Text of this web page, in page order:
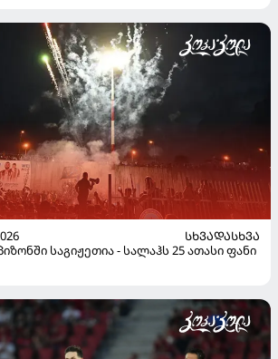
ᲡᲮᲕᲐᲓᲐᲡᲮᲕᲐ
საგიჟეთია - სალაჰს 25 ათასი ფანი